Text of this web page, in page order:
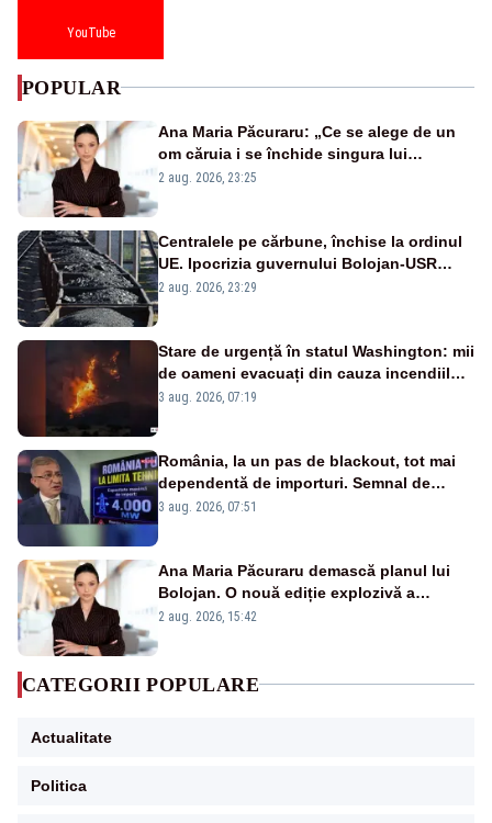
YouTube
POPULAR
Ana Maria Păcuraru: „Ce se alege de un
om căruia i se închide singura lui
portiță?”
2 aug. 2026, 23:25
Centralele pe cărbune, închise la ordinul
UE. Ipocrizia guvernului Bolojan-USR
după starea de alertă
2 aug. 2026, 23:29
Stare de urgență în statul Washington: mii
de oameni evacuați din cauza incendiilor
puternice de vegetație
3 aug. 2026, 07:19
România, la un pas de blackout, tot mai
dependentă de importuri. Semnal de
alarmă tras de un expert în energie
3 aug. 2026, 07:51
Ana Maria Păcuraru demască planul lui
Bolojan. O nouă ediție explozivă a
emisiunii „Miza Zilei” la Realitatea PLUS
2 aug. 2026, 15:42
CATEGORII POPULARE
Actualitate
Politica